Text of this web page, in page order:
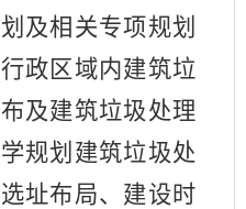
及相关专项规划
政区域内建筑垃
及建筑垃圾处理
规划建筑垃圾处
址布局、建设时